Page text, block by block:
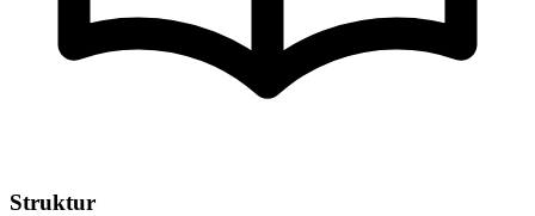
Struktur